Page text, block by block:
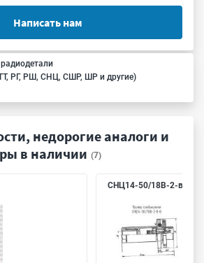
Написать нам
РГ, РШ, СНЦ, СШР, ШР и другие)
недорогие аналоги и
в наличии (7)
СНЦ14-50/18В-2-в-В